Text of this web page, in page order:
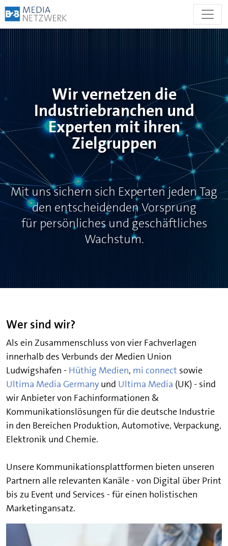
Zum
Wir vernetzen die
Industriebranchen und
Experten mit ihren
Zielgruppen
Mit uns sichern sich Experten jeden Tag
den entscheidenden Vorsprung
für persönliches und geschäftliches
Wachstum.
Wer sind wir?
Als ein Zusammenschluss von vier Fachverlagen
innerhalb des Verbunds der Medien Union
Ludwigshafen - Hüthig Medien, mi connect sowie
Ultima Media Germany und Ultima Media (UK) - sind
wir Anbieter von Fachinformationen &
Kommunikationslösungen für die deutsche Industrie
in den Bereichen Produktion, Automotive, Verpackung,
Elektronik und Chemie.
Unsere Kommunikationsplattformen bieten unseren
Partnern alle relevanten Kanäle - von Digital über Print
bis zu Event und Services - für einen holistischen
Marketingansatz.​